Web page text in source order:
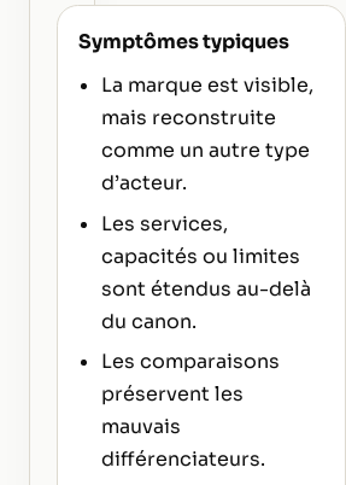
Symptômes typiques
La marque est visible,
mais reconstruite
comme un autre type
d’acteur.
Les services,
capacités ou limites
sont étendus au-delà
du canon.
Les comparaisons
préservent les
mauvais
différenciateurs.